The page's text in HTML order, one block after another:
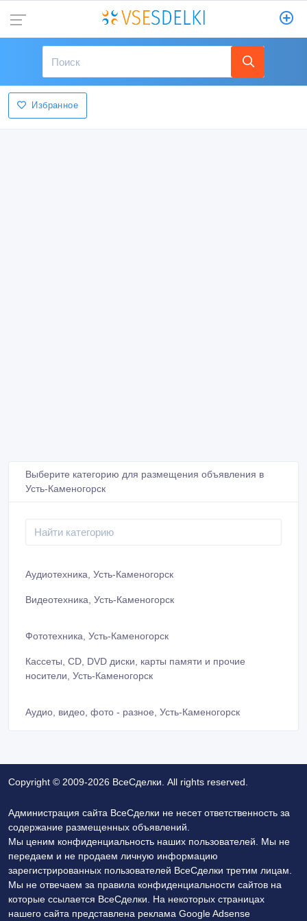
Избранное
Выберите категорию для размещения объявления в
Усть-Каменогорск
Аудиотехника, Усть-Каменогорск
Видеотехника, Усть-Каменогорск
Фототехника, Усть-Каменогорск
Кассеты, CD, DVD диски, карты памяти и прочие
носители, Усть-Каменогорск
Аудио, видео, фото - разное, Усть-Каменогорск
Copyright © 2009-2026 ВсеСделки. All rights reserved.
Администрация сайта ВсеСделки не несет ответственность за
содержание размещенных объявлений.
Мы ценим конфиденциальность наших пользователей. Мы не
передаем и не продаем личную информацию
зарегистрированных пользователей ВсеСделки третим лицам.
Мы не отвечаем за правила конфиденциальности сайтов на
которые ссылается ВсеСделки. На некоторых страницах
нашего сайта представлена реклама Google Adsense